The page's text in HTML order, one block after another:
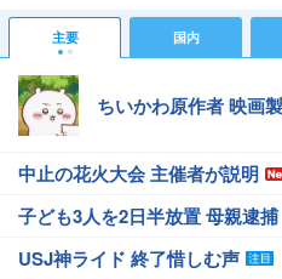
主要 国内
ちいかわ原作者 映画
中止の花火大会 主催者が説明
子ども3人を2日半放置 母親逮捕
USJ神ライド 終了惜しむ声